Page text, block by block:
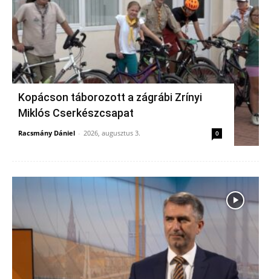
Kopácson táborozott a zágrábi Zrínyi
Miklós Cserkészcsapat
Racsmány Dániel - 2026, augusztus 3. 0